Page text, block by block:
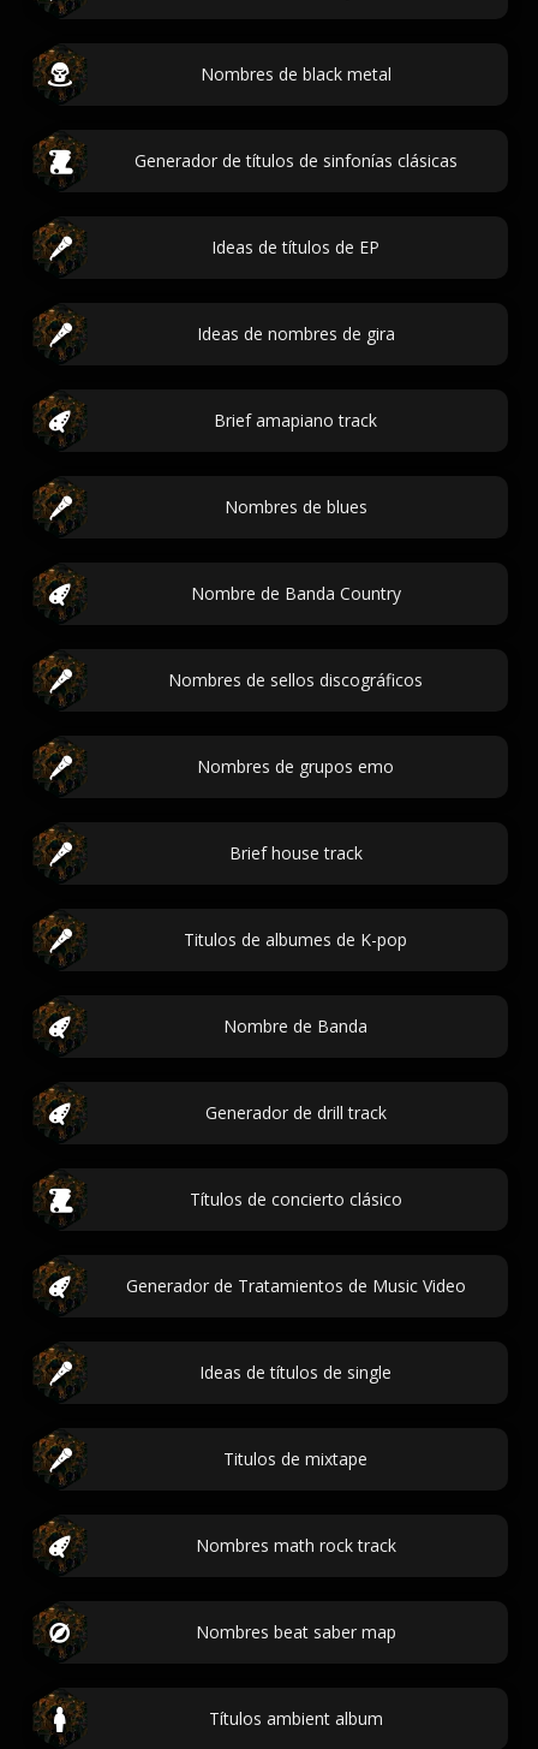
Nombres de black metal
Generador de títulos de sinfonías clásicas
Ideas de títulos de EP
Ideas de nombres de gira
Brief amapiano track
Nombres de blues
Nombre de Banda Country
Nombres de sellos discográficos
Nombres de grupos emo
Brief house track
Titulos de albumes de K-pop
Nombre de Banda
Generador de drill track
Títulos de concierto clásico
Generador de Tratamientos de Music Video
Ideas de títulos de single
Titulos de mixtape
Nombres math rock track
Nombres beat saber map
Títulos ambient album